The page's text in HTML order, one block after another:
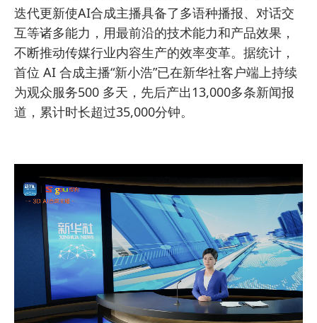
迭代更新使AI合成主播具备了多语种播报、对话交
互等诸多能力，用最前沿的技术能力和产品效果，
不断推动传媒行业内容生产的效率变革。据统计，
首位 AI 合成主播“新小浩”已在新华社客户端上持续
为观众服务500 多天，先后产出13,000多条新闻报
道，累计时长超过35,000分钟。